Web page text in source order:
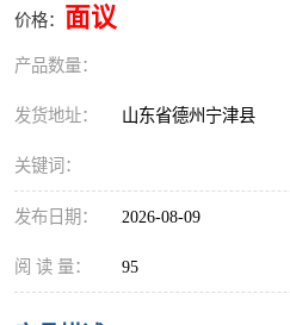
价格： 面议
产品数量：
发货地址： 山东省德州宁津县
关键词：
发布日期： 2026-08-09
阅 读 量： 95